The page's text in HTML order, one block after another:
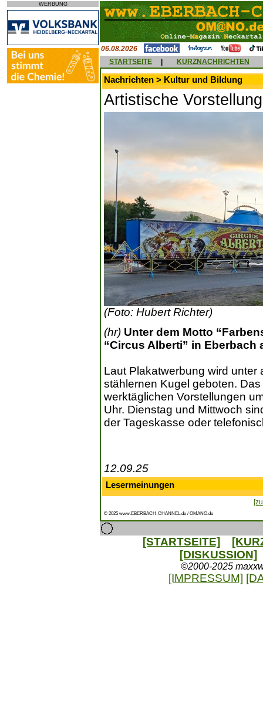
WERBUNG
06.08.2026
STARTSEITE
KURZNACHRICHTEN
Nachrichten > Kultur und Bildung
Artistische
(Foto: Hubert Richter)
(hr) Unter dem Motto
“Circus Alberti” in Eberbach
Laut Plakatwerbung wird
stählernen Kugel geboten.
werktäglichen Vorstellungen
Uhr. Dienstag und Mittwoch
der Tageskasse oder
12.09.25
Lesermeinungen
© 2025 www.EBERBACH-CHANNEL.de / OMANO.de
[STARTSEITE]
[DISKUSSION]
©2000-2025
[IMPRESSUM]